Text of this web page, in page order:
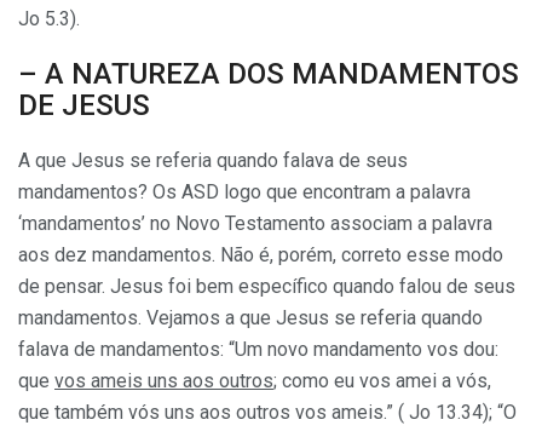
Jo 5.3).
– A NATUREZA DOS MANDAMENTOS
DE JESUS
A que Jesus se referia quando falava de seus
mandamentos? Os ASD logo que encontram a palavra
‘mandamentos’ no Novo Testamento associam a palavra
aos dez mandamentos. Não é, porém, correto esse modo
de pensar. Jesus foi bem específico quando falou de seus
mandamentos. Vejamos a que Jesus se referia quando
falava de mandamentos: “Um novo mandamento vos dou:
que vos ameis uns aos outros; como eu vos amei a vós,
que também vós uns aos outros vos ameis.” ( Jo 13.34); “O